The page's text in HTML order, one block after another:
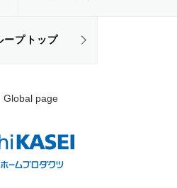
ープトップ
Global page